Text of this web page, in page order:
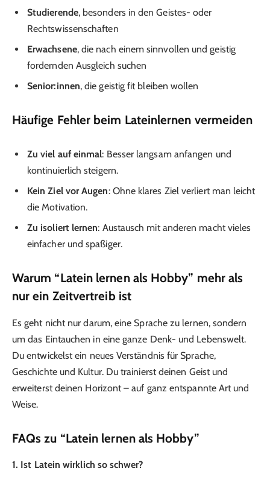
Studierende, besonders in den Geistes- oder
Rechtswissenschaften
Erwachsene, die nach einem sinnvollen und geistig
fordernden Ausgleich suchen
Senior:innen, die geistig fit bleiben wollen
Häufige Fehler beim Lateinlernen vermeiden
Zu viel auf einmal: Besser langsam anfangen und
kontinuierlich steigern.
Kein Ziel vor Augen: Ohne klares Ziel verliert man leicht
die Motivation.
Zu isoliert lernen: Austausch mit anderen macht vieles
einfacher und spaßiger.
Warum “Latein lernen als Hobby” mehr als
nur ein Zeitvertreib ist
Es geht nicht nur darum, eine Sprache zu lernen, sondern
um das Eintauchen in eine ganze Denk- und Lebenswelt.
Du entwickelst ein neues Verständnis für Sprache,
Geschichte und Kultur. Du trainierst deinen Geist und
erweiterst deinen Horizont – auf ganz entspannte Art und
Weise.
FAQs zu “Latein lernen als Hobby”
1. Ist Latein wirklich so schwer?